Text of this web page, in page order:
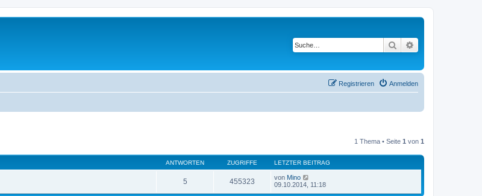
Suche
Anmelden
Registrieren
1 Thema • Seite 1 von 1
ANTWORTEN ZUGRIFFE LETZTER BEITRAG
5 455323 von Mino
09.10.2014, 11:18